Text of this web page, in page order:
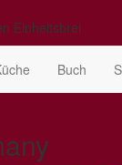
Einheitsbrei
Buch